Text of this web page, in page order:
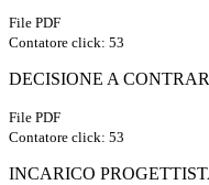
File PDF
Contatore click: 53
DECISIONE A
File PDF
Contatore click: 53
INCARICO